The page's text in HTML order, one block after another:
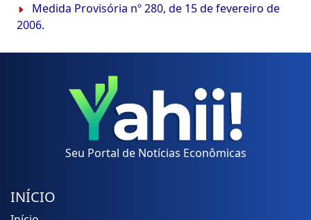
Medida Provisória nº 280, de 15 de fevereiro de
2006.
Seu Portal de Notícias Econômicas
INÍCIO